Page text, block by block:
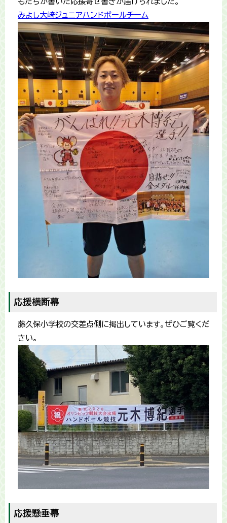
みよし大崎ジュニアハンドボールチーム
応援横断幕
藤久保小学校の交差点側に掲出しています。ぜひご覧くだ
さい。
応援懸垂幕